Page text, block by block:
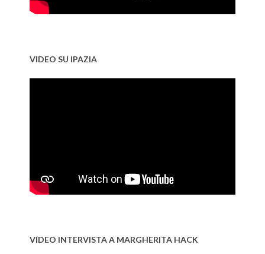
VIDEO SU IPAZIA
VIDEO INTERVISTA A MARGHERITA HACK